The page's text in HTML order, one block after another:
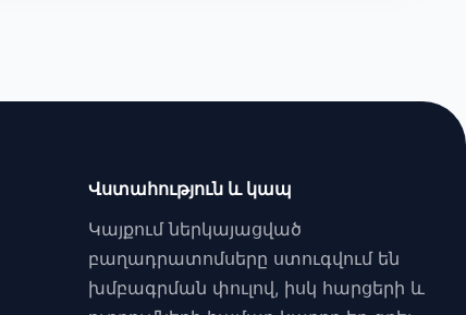
Վստահություն և կապ
Կայքում ներկայացված
բաղադրատոմսերը ստուգվում են
խմբագրման փուլով, իսկ հարցերի և